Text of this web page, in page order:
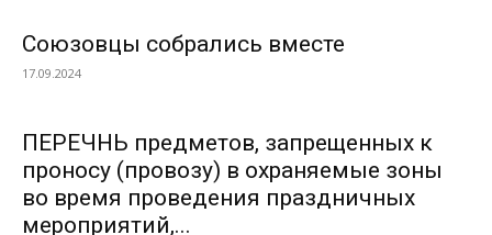
Союзовцы собрались вместе
17.09.2024
ПЕРЕЧНЬ предметов, запрещенных к
проносу (провозу) в охраняемые зоны
во время проведения праздничных
мероприятий,...